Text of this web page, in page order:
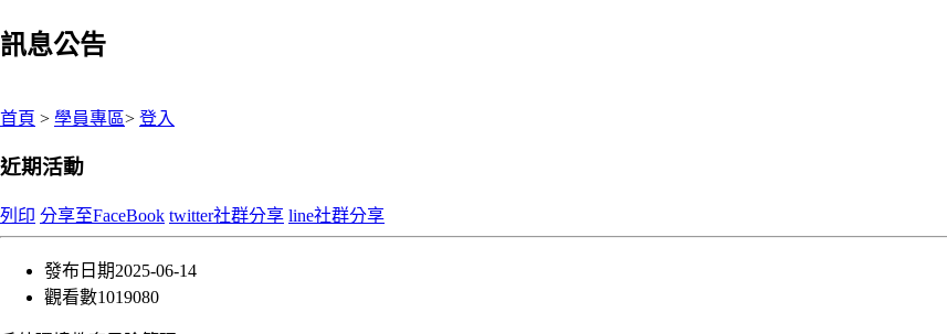
訊息公告
首頁 > 學員專區> 登入
近期活動
列印 分享至FaceBook twitter社群分享 line社群分享
發布日期2025-06-14
觀看數1019080